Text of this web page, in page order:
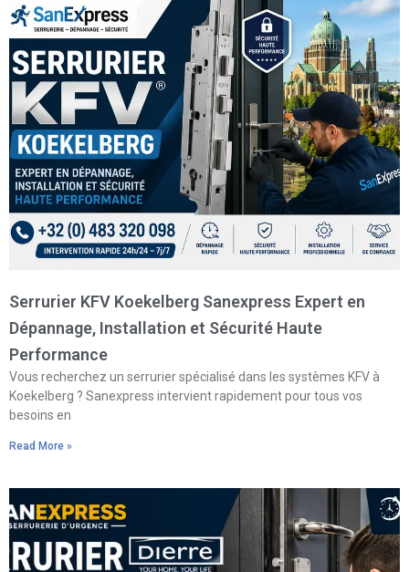
Serrurier KFV Koekelberg Sanexpress Expert en
Dépannage, Installation et Sécurité Haute
Performance
Vous recherchez un serrurier spécialisé dans les systèmes KFV à
Koekelberg ? Sanexpress intervient rapidement pour tous vos
besoins en
Read More »